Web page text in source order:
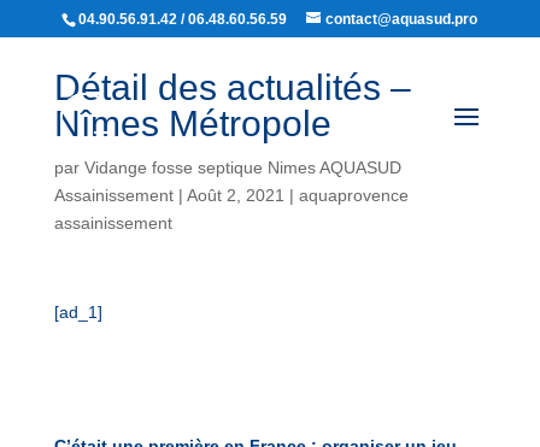
04.90.56.91.42 / 06.48.60.56.59 contact@aquasud.pro
Détail des actualités –
Nîmes Métropole
par Vidange fosse septique Nimes AQUASUD
Assainissement| Août 2, 2021 | aquaprovence
assainissement
[ad_1]